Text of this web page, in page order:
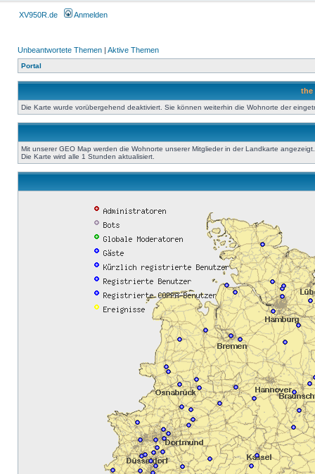
XV950R.de Anmelden
Unbeantwortete Themen | Aktive Themen
Portal
the
Die Karte wurde vorübergehend deaktiviert. Sie können weiterhin die Wohnorte der
Mit unserer GEO Map werden die Wohnorte unserer Mitglieder in der Landkarte
Die Karte wird alle 1 Stunden aktualisiert.